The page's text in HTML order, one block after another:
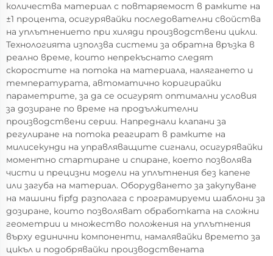
количества материал с повтаряемост в рамките на
±1 процента, осигурявайки последователни свойства
на уплътнението при хиляди производствени цикли.
Технологията използва системи за обратна връзка в
реално време, които непрекъснато следят
скоростите на потока на материала, налягането и
температурата, автоматично коригирайки
параметрите, за да се осигурят оптимални условия
за дозиране по време на продължителни
производствени серии. Напреднали клапани за
регулиране на потока реагират в рамките на
милисекунди на управляващите сигнали, осигурявайки
моментно стартиране и спиране, което позволява
чисти и прецизни модели на уплътнения без капене
или загуба на материал. Оборудването за закупуване
на машини fipfg разполага с програмируеми шаблони за
дозиране, които позволяват обработката на сложни
геометрии и множество положения на уплътнения
върху единични компоненти, намалявайки времето за
цикъл и подобрявайки производствената